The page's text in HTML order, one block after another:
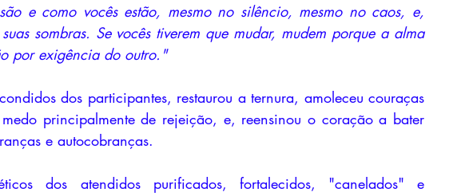
e como vocês estão, mesmo no silêncio, mesmo no caos, e,
sombras. Se vocês tiverem que mudar, mudem porque a alma
por exigência do outro."
dos participantes, restaurou a ternura, amoleceu couraças
principalmente de rejeição, e, reensinou o coração a bater
e autocobranças.
dos atendidos purificados, fortalecidos, "canelados" e